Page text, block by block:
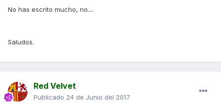
No has escrito mucho, no....
Saludos.
Red Velvet
Publicado 24 de Junio del 2017